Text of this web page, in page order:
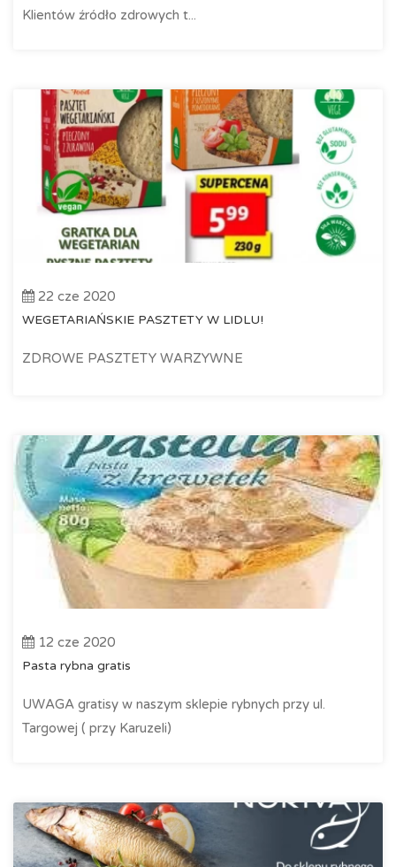
Klientów źródło zdrowych t...
22 cze 2020
WEGETARIAŃSKIE PASZTETY W LIDLU!
ZDROWE PASZTETY WARZYWNE
12 cze 2020
Pasta rybna gratis
UWAGA gratisy w naszym sklepie rybnych przy ul.
Targowej ( przy Karuzeli)